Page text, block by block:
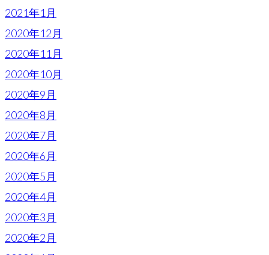
2021年1月
2020年12月
2020年11月
2020年10月
2020年9月
2020年8月
2020年7月
2020年6月
2020年5月
2020年4月
2020年3月
2020年2月